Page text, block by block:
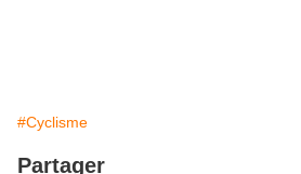
#Cyclisme
Partager